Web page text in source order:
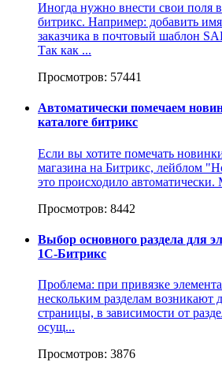
Иногда нужно внести свои поля
битрикс. Например: добавить
заказчика в почтовый шаблон
Так как ...
Просмотров: 57441
Автоматически помечаем
каталоге битрикс
Если вы хотите помечать
магазина на Битрикс, лейблом
это происходило
Просмотров: 8442
Выбор основного раздела для
1С-Битрикс
Проблема: при привязке
нескольким разделам возникают
страницы, в зависимости от
осущ...
Просмотров: 3876